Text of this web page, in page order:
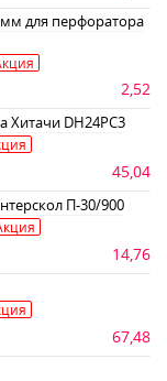
для перфоратора
2,52
Хитачи DH24PС3
45,04
П-30/900
14,76
67,48